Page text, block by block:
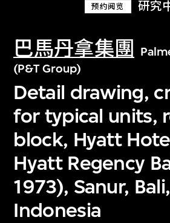
预约阅览 研究
巴馬丹拿集團
(P&T Group)
Detail drawing,
for typical units,
block, Hyatt
Hyatt Regency
1973), Sanur, Bali,
Indonesia
探索世界顶级的二十及二
文化藏品。